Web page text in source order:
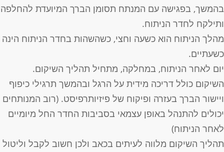
בהמשך, בפגישה עם המנתח תסומן הברך המיועדת להחלפה
ותילקח לחדר הניתוח.
מהלך הניתוח הוא כשעה וחצי, כשהשהות בחדר הניתוח הינה
כשעתיים.
יום לאחר הניתוח, במחלקה, מתחיל תהליך השיקום.
השיקום כולל דריכה מידית על הרגל ובהמשך תרגילי כיפוף
ויישור הברך בעזרה ופיקוח של פיזיותרפיסט. (רוב המנותחים
יכולים להתנהל באופן עצמאי בסביבות החדר החל מיומיים
לאחר הניתוח)
תהליך השיקום מלווה לעיתים בכאב ולכן חשוב לקבל וליטול